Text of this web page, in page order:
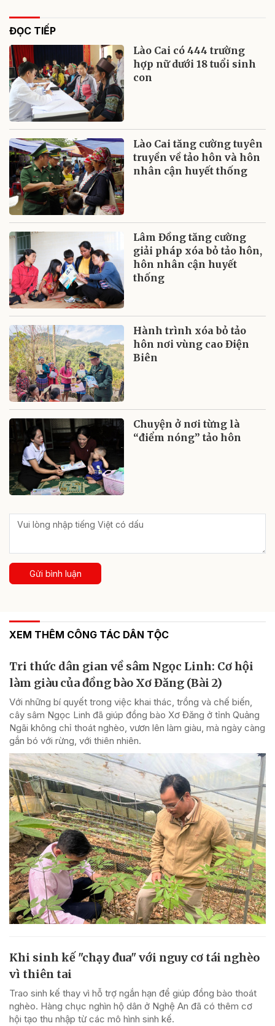
ĐỌC TIẾP
Lào Cai có 444 trường
hợp nữ dưới 18 tuổi sinh
con
Lào Cai tăng cường tuyên
truyền về tảo hôn và hôn
nhân cận huyết thống
Lâm Đồng tăng cường
giải pháp xóa bỏ tảo hôn,
hôn nhân cận huyết
thống
Hành trình xóa bỏ tảo
hôn nơi vùng cao Điện
Biên
Chuyện ở nơi từng là
“điểm nóng” tảo hôn
Gửi bình luận
XEM THÊM CÔNG TÁC DÂN TỘC
Tri thức dân gian về sâm Ngọc Linh: Cơ hội
làm giàu của đồng bào Xơ Đăng (Bài 2)
Với những bí quyết trong việc khai thác, trồng và chế biến,
cây sâm Ngọc Linh đã giúp đồng bào Xơ Đăng ở tỉnh Quảng
Ngãi không chỉ thoát nghèo, vươn lên làm giàu, mà ngày càng
gắn bó với rừng, với thiên nhiên.
Khi sinh kế "chạy đua" với nguy cơ tái nghèo
vì thiên tai
Trao sinh kế thay vì hỗ trợ ngắn hạn để giúp đồng bào thoát
nghèo. Hàng chục nghìn hộ dân ở Nghệ An đã có thêm cơ
hội tạo thu nhập từ các mô hình sinh kế.